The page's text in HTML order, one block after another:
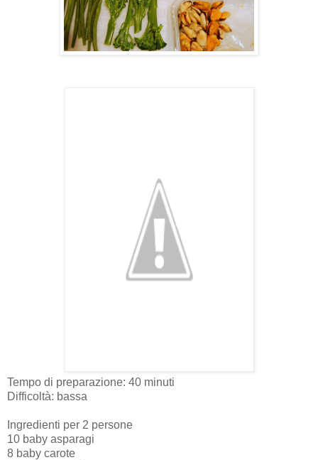
Tempo di preparazione: 40 minuti
Difficoltà: bassa
Ingredienti per 2 persone
10 baby asparagi
8 baby carote